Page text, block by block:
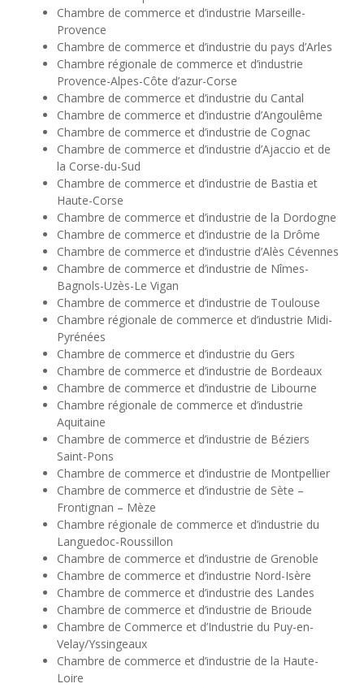
Chambre de commerce et d’industrie Marseille-
Provence
Chambre de commerce et d’industrie du pays d’Arles
Chambre régionale de commerce et d’industrie
Provence-Alpes-Côte d’azur-Corse
Chambre de commerce et d’industrie du Cantal
Chambre de commerce et d’industrie d’Angoulême
Chambre de commerce et d’industrie de Cognac
Chambre de commerce et d’industrie d’Ajaccio et de
la Corse-du-Sud
Chambre de commerce et d’industrie de Bastia et
Haute-Corse
Chambre de commerce et d’industrie de la Dordogne
Chambre de commerce et d’industrie de la Drôme
Chambre de commerce et d’industrie d’Alès Cévennes
Chambre de commerce et d’industrie de Nîmes-
Bagnols-Uzès-Le Vigan
Chambre de commerce et d’industrie de Toulouse
Chambre régionale de commerce et d’industrie Midi-
Pyrénées
Chambre de commerce et d’industrie du Gers
Chambre de commerce et d’industrie de Bordeaux
Chambre de commerce et d’industrie de Libourne
Chambre régionale de commerce et d’industrie
Aquitaine
Chambre de commerce et d’industrie de Béziers
Saint-Pons
Chambre de commerce et d’industrie de Montpellier
Chambre de commerce et d’industrie de Sète –
Frontignan – Mèze
Chambre régionale de commerce et d’industrie du
Languedoc-Roussillon
Chambre de commerce et d’industrie de Grenoble
Chambre de commerce et d’industrie Nord-Isère
Chambre de commerce et d’industrie des Landes
Chambre de commerce et d’industrie de Brioude
Chambre de Commerce et d’Industrie du Puy-en-
Velay/Yssingeaux
Chambre de commerce et d’industrie de la Haute-
Loire